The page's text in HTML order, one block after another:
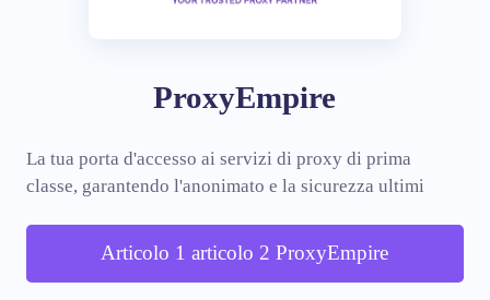
ProxyEmpire
La tua porta d'accesso ai servizi di proxy di prima
classe, garantendo l'anonimato e la sicurezza ultimi
Articolo 1 articolo 2 ProxyEmpire